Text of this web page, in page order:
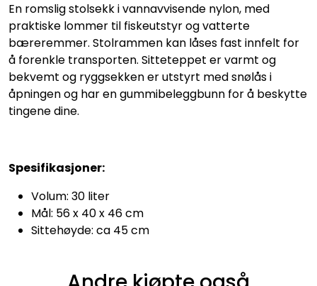
En romslig stolsekk i vannavvisende nylon, med
praktiske lommer til fiskeutstyr og vatterte
bæreremmer. Stolrammen kan låses fast innfelt for
å forenkle transporten. Sitteteppet er varmt og
bekvemt og ryggsekken er utstyrt med snølås i
åpningen og har en gummibeleggbunn for å beskytte
tingene dine.
Spesifikasjoner:
Volum: 30 liter
Mål: 56 x 40 x 46 cm
Sittehøyde: ca 45 cm